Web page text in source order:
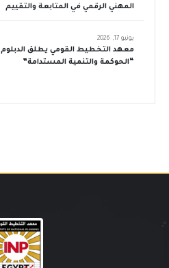
المهني الرقمي في المتابعة والتقييم
معهد التخطيط القومي يطلق
“الحوكمة والتنمية المستدامة”
يونيو 17, 2026